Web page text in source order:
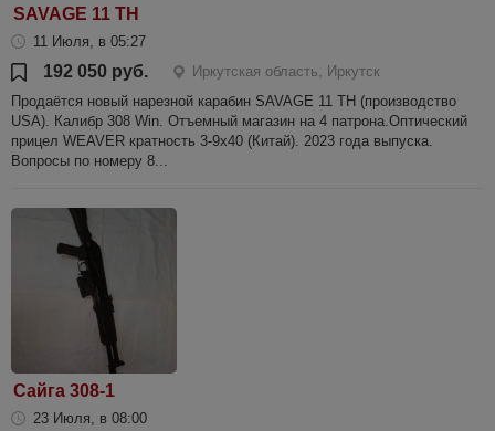
SAVAGE 11 TH
11 Июля, в 05:27
192 050 руб.
Иркутская область, Иркутск
Продаётся новый нарезной карабин SAVAGE 11 TH (производство
USA). Калибр 308 Win. Отъемный магазин на 4 патрона.Оптический
прицел WEAVER кратность 3-9х40 (Китай). 2023 года выпуска.
Вопросы по номеру 8...
Сайга 308-1
23 Июля, в 08:00